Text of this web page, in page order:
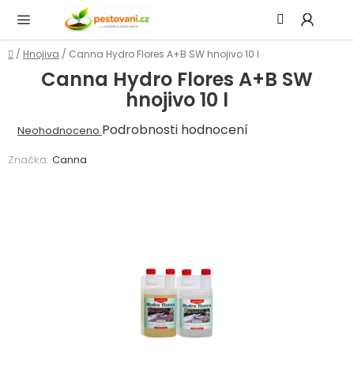
obsah
Domů
/ Hnojiva / Canna Hydro Flores A+B SW hnojivo 10 l
Canna Hydro Flores A+B SW
hnojivo 10 l
Průměrné
Neohodnoceno Podrobnosti hodnocení
Značka: Canna